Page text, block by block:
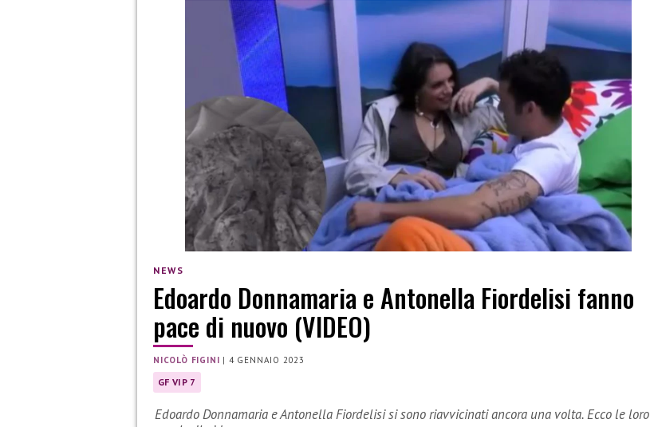
NEWS
Edoardo Donnamaria e Antonella Fiordelisi fanno
pace di nuovo (VIDEO)
NICOLÒ FIGINI | 4 GENNAIO 2023
GF VIP 7
Edoardo Donnamaria e Antonella Fiordelisi si sono riavvicinati ancora una volta. Ecco le loro